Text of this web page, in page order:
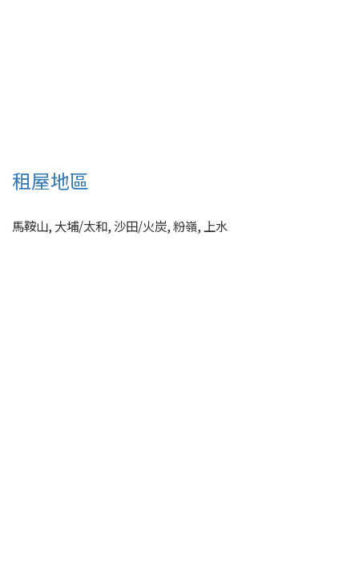
租屋地區
馬鞍山, 大埔/太和, 沙田/火炭, 粉嶺, 上水